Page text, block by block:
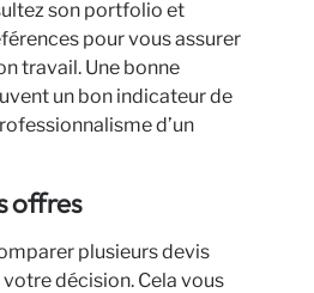
son portfolio et
pour vous assurer
travail. Une bonne
un bon indicateur de
d’un
offres
plusieurs devis
décision. Cela vous